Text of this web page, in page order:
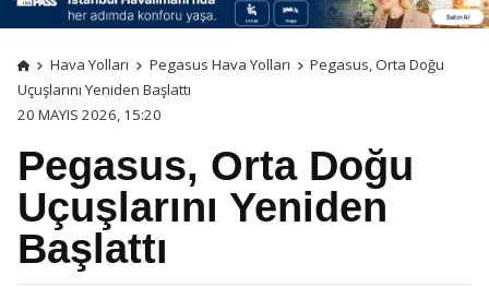
Hava Yolları Pegasus Hava Yolları
Pegasus, Orta Doğu
Uçuşlarını Yeniden Başlattı
20 MAYIS 2026, 15:20
Pegasus, Orta Doğu
Uçuşlarını Yeniden
Başlattı